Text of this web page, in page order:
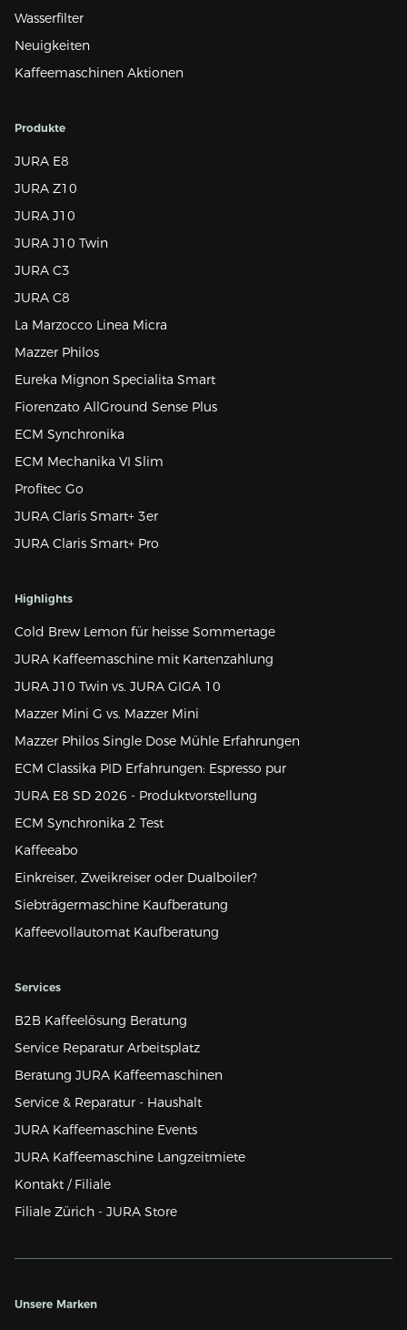
Wasserfilter
Neuigkeiten
Kaffeemaschinen Aktionen
Produkte
JURA E8
JURA Z10
JURA J10
JURA J10 Twin
JURA C3
JURA C8
La Marzocco Linea Micra
Mazzer Philos
Eureka Mignon Specialita Smart
Fiorenzato AllGround Sense Plus
ECM Synchronika
ECM Mechanika VI Slim
Profitec Go
JURA Claris Smart+ 3er
JURA Claris Smart+ Pro
Highlights
Cold Brew Lemon für heisse Sommertage
JURA Kaffeemaschine mit Kartenzahlung
JURA J10 Twin vs. JURA GIGA 10
Mazzer Mini G vs. Mazzer Mini
Mazzer Philos Single Dose Mühle Erfahrungen
ECM Classika PID Erfahrungen: Espresso pur
JURA E8 SD 2026 - Produktvorstellung
ECM Synchronika 2 Test
Kaffeeabo
Einkreiser, Zweikreiser oder Dualboiler?
Siebträgermaschine Kaufberatung
Kaffeevollautomat Kaufberatung
Services
B2B Kaffeelösung Beratung
Service Reparatur Arbeitsplatz
Beratung JURA Kaffeemaschinen
Service & Reparatur - Haushalt
JURA Kaffeemaschine Events
JURA Kaffeemaschine Langzeitmiete
Kontakt / Filiale
Filiale Zürich - JURA Store
Unsere Marken